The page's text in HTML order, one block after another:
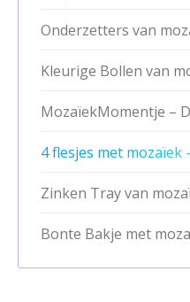
Onderzetters van
Kleurige Bollen van
MozaïekMomentje –
4 flesjes met mozaïek
Zinken Tray van
Bonte Bakje met